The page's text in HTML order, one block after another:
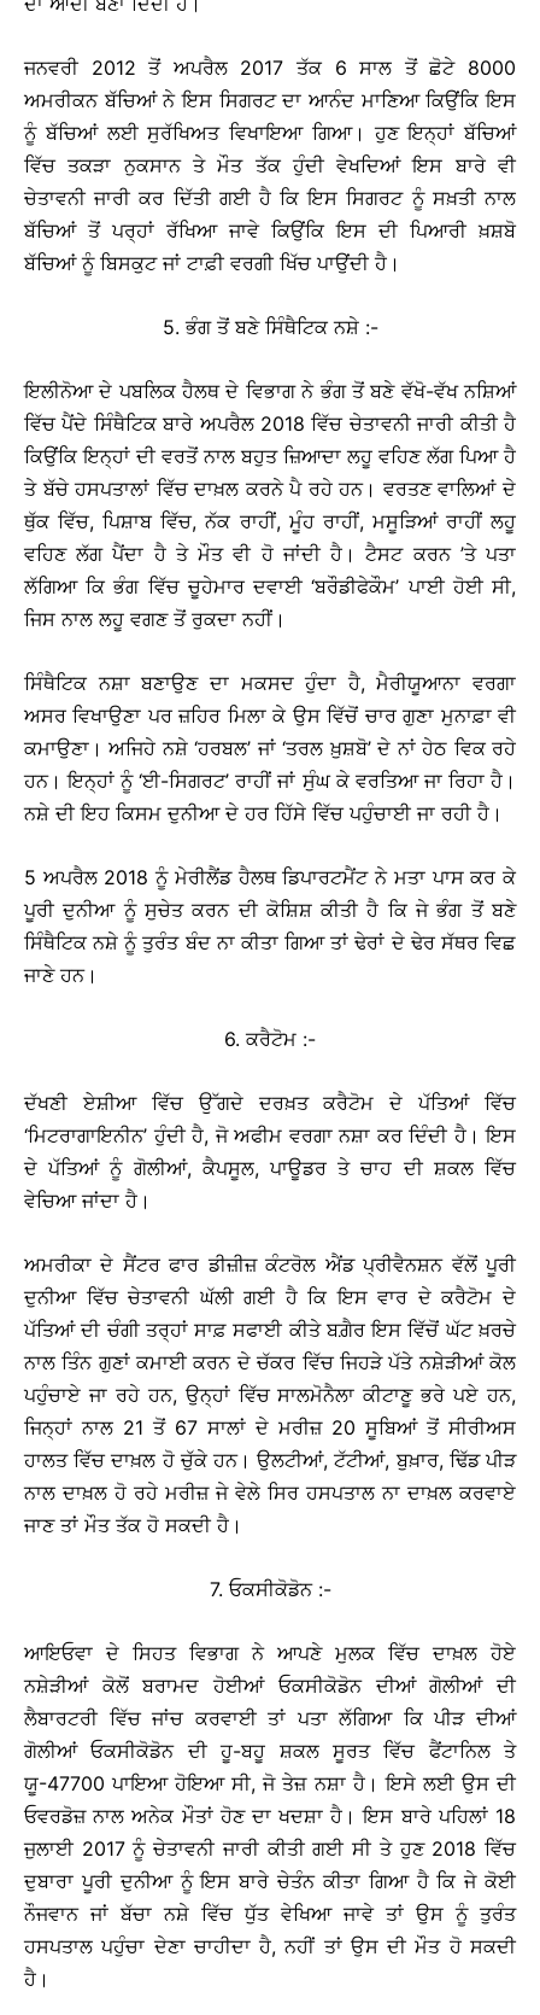
ਜਨਵਰੀ 2012 ਤੋਂ ਅਪਰੈਲ 2017 ਤੱਕ 6 ਸਾਲ ਤੋਂ ਛੋਟੇ 8000
ਅਮਰੀਕਨ ਬੱਚਿਆਂ ਨੇ ਇਸ ਸਿਗਰਟ ਦਾ ਆਨੰਦ ਮਾਣਿਆ ਕਿਉਂਕਿ ਇਸ
ਨੂੰ ਬੱਚਿਆਂ ਲਈ ਸੁਰੱਖਿਅਤ ਵਿਖਾਇਆ ਗਿਆ। ਹੁਣ ਇਨ੍ਹਾਂ ਬੱਚਿਆਂ
ਵਿੱਚ ਤਕੜਾ ਨੁਕਸਾਨ ਤੇ ਮੌਤ ਤੱਕ ਹੁੰਦੀ ਵੇਖਦਿਆਂ ਇਸ ਬਾਰੇ ਵੀ
ਚੇਤਾਵਨੀ ਜਾਰੀ ਕਰ ਦਿੱਤੀ ਗਈ ਹੈ ਕਿ ਇਸ ਸਿਗਰਟ ਨੂੰ ਸਖ਼ਤੀ ਨਾਲ
ਬੱਚਿਆਂ ਤੋਂ ਪਰ੍ਹਾਂ ਰੱਖਿਆ ਜਾਵੇ ਕਿਉਂਕਿ ਇਸ ਦੀ ਪਿਆਰੀ ਖ਼ਸ਼ਬੋ
ਬੱਚਿਆਂ ਨੂੰ ਬਿਸਕੁਟ ਜਾਂ ਟਾਫ਼ੀ ਵਰਗੀ ਖਿੱਚ ਪਾਉਂਦੀ ਹੈ।
5. ਭੰਗ ਤੋਂ ਬਣੇ ਸਿੰਥੈਟਿਕ ਨਸ਼ੇ :-
ਇਲੀਨੋਆ ਦੇ ਪਬਲਿਕ ਹੈਲਥ ਦੇ ਵਿਭਾਗ ਨੇ ਭੰਗ ਤੋਂ ਬਣੇ ਵੱਖੋ-ਵੱਖ ਨਸ਼ਿਆਂ
ਵਿੱਚ ਪੈਂਦੇ ਸਿੰਥੈਟਿਕ ਬਾਰੇ ਅਪਰੈਲ 2018 ਵਿੱਚ ਚੇਤਾਵਨੀ ਜਾਰੀ ਕੀਤੀ ਹੈ
ਕਿਉਂਕਿ ਇਨ੍ਹਾਂ ਦੀ ਵਰਤੋਂ ਨਾਲ ਬਹੁਤ ਜ਼ਿਆਦਾ ਲਹੂ ਵਹਿਣ ਲੱਗ ਪਿਆ ਹੈ
ਤੇ ਬੱਚੇ ਹਸਪਤਾਲਾਂ ਵਿੱਚ ਦਾਖ਼ਲ ਕਰਨੇ ਪੈ ਰਹੇ ਹਨ। ਵਰਤਣ ਵਾਲਿਆਂ ਦੇ
ਥੁੱਕ ਵਿੱਚ, ਪਿਸ਼ਾਬ ਵਿੱਚ, ਨੱਕ ਰਾਹੀਂ, ਮੂੰਹ ਰਾਹੀਂ, ਮਸੂੜਿਆਂ ਰਾਹੀਂ ਲਹੂ
ਵਹਿਣ ਲੱਗ ਪੈਂਦਾ ਹੈ ਤੇ ਮੌਤ ਵੀ ਹੋ ਜਾਂਦੀ ਹੈ। ਟੈਸਟ ਕਰਨ ’ਤੇ ਪਤਾ
ਲੱਗਿਆ ਕਿ ਭੰਗ ਵਿੱਚ ਚੂਹੇਮਾਰ ਦਵਾਈ ‘ਬਰੌਡੀਫੇਕੌਮ’ ਪਾਈ ਹੋਈ ਸੀ,
ਜਿਸ ਨਾਲ ਲਹੂ ਵਗਣ ਤੋਂ ਰੁਕਦਾ ਨਹੀਂ।
ਸਿੰਥੈਟਿਕ ਨਸ਼ਾ ਬਣਾਉਣ ਦਾ ਮਕਸਦ ਹੁੰਦਾ ਹੈ, ਮੈਰੀਯੂਆਨਾ ਵਰਗਾ
ਅਸਰ ਵਿਖਾਉਣਾ ਪਰ ਜ਼ਹਿਰ ਮਿਲਾ ਕੇ ਉਸ ਵਿੱਚੋਂ ਚਾਰ ਗੁਣਾ ਮੁਨਾਫ਼ਾ ਵੀ
ਕਮਾਉਣਾ। ਅਜਿਹੇ ਨਸ਼ੇ ‘ਹਰਬਲ’ ਜਾਂ ‘ਤਰਲ ਖ਼ੁਸ਼ਬੋ’ ਦੇ ਨਾਂ ਹੇਠ ਵਿਕ ਰਹੇ
ਹਨ। ਇਨ੍ਹਾਂ ਨੂੰ ‘ਈ-ਸਿਗਰਟ’ ਰਾਹੀਂ ਜਾਂ ਸੁੰਘ ਕੇ ਵਰਤਿਆ ਜਾ ਰਿਹਾ ਹੈ।
ਨਸ਼ੇ ਦੀ ਇਹ ਕਿਸਮ ਦੁਨੀਆ ਦੇ ਹਰ ਹਿੱਸੇ ਵਿੱਚ ਪਹੁੰਚਾਈ ਜਾ ਰਹੀ ਹੈ।
5 ਅਪਰੈਲ 2018 ਨੂੰ ਮੇਰੀਲੈਂਡ ਹੈਲਥ ਡਿਪਾਰਟਮੈਂਟ ਨੇ ਮਤਾ ਪਾਸ ਕਰ ਕੇ
ਪੂਰੀ ਦੁਨੀਆ ਨੂੰ ਸੁਚੇਤ ਕਰਨ ਦੀ ਕੋਸ਼ਿਸ਼ ਕੀਤੀ ਹੈ ਕਿ ਜੇ ਭੰਗ ਤੋਂ ਬਣੇ
ਸਿੰਥੈਟਿਕ ਨਸ਼ੇ ਨੂੰ ਤੁਰੰਤ ਬੰਦ ਨਾ ਕੀਤਾ ਗਿਆ ਤਾਂ ਢੇਰਾਂ ਦੇ ਢੇਰ ਸੱਥਰ ਵਿਛ
ਜਾਣੇ ਹਨ।
6. ਕਰੈਟੋਮ :-
ਦੱਖਣੀ ਏਸ਼ੀਆ ਵਿੱਚ ਉੱਗਦੇ ਦਰਖ਼ਤ ਕਰੈਟੋਮ ਦੇ ਪੱਤਿਆਂ ਵਿੱਚ
‘ਮਿਟਰਾਗਾਇਨੀਨ’ ਹੁੰਦੀ ਹੈ, ਜੋ ਅਫੀਮ ਵਰਗਾ ਨਸ਼ਾ ਕਰ ਦਿੰਦੀ ਹੈ। ਇਸ
ਦੇ ਪੱਤਿਆਂ ਨੂੰ ਗੋਲੀਆਂ, ਕੈਪਸੂਲ, ਪਾਊਡਰ ਤੇ ਚਾਹ ਦੀ ਸ਼ਕਲ ਵਿੱਚ
ਵੇਚਿਆ ਜਾਂਦਾ ਹੈ।
ਅਮਰੀਕਾ ਦੇ ਸੈਂਟਰ ਫਾਰ ਡੀਜ਼ੀਜ਼ ਕੰਟਰੋਲ ਐਂਡ ਪ੍ਰੀਵੈਨਸ਼ਨ ਵੱਲੋਂ ਪੂਰੀ
ਦੁਨੀਆ ਵਿੱਚ ਚੇਤਾਵਨੀ ਘੱਲੀ ਗਈ ਹੈ ਕਿ ਇਸ ਵਾਰ ਦੇ ਕਰੈਟੋਮ ਦੇ
ਪੱਤਿਆਂ ਦੀ ਚੰਗੀ ਤਰ੍ਹਾਂ ਸਾਫ਼ ਸਫਾਈ ਕੀਤੇ ਬਗ਼ੈਰ ਇਸ ਵਿੱਚੋਂ ਘੱਟ ਖ਼ਰਚੇ
ਨਾਲ ਤਿੰਨ ਗੁਣਾਂ ਕਮਾਈ ਕਰਨ ਦੇ ਚੱਕਰ ਵਿੱਚ ਜਿਹੜੇ ਪੱਤੇ ਨਸ਼ੇੜੀਆਂ ਕੋਲ
ਪਹੁੰਚਾਏ ਜਾ ਰਹੇ ਹਨ, ਉਨ੍ਹਾਂ ਵਿੱਚ ਸਾਲਮੋਨੈਲਾ ਕੀਟਾਣੂ ਭਰੇ ਪਏ ਹਨ,
ਜਿਨ੍ਹਾਂ ਨਾਲ 21 ਤੋਂ 67 ਸਾਲਾਂ ਦੇ ਮਰੀਜ਼ 20 ਸੂਬਿਆਂ ਤੋਂ ਸੀਰੀਅਸ
ਹਾਲਤ ਵਿੱਚ ਦਾਖ਼ਲ ਹੋ ਚੁੱਕੇ ਹਨ। ਉਲਟੀਆਂ, ਟੱਟੀਆਂ, ਬੁਖ਼ਾਰ, ਢਿੱਡ ਪੀੜ
ਨਾਲ ਦਾਖ਼ਲ ਹੋ ਰਹੇ ਮਰੀਜ਼ ਜੇ ਵੇਲੇ ਸਿਰ ਹਸਪਤਾਲ ਨਾ ਦਾਖ਼ਲ ਕਰਵਾਏ
ਜਾਣ ਤਾਂ ਮੌਤ ਤੱਕ ਹੋ ਸਕਦੀ ਹੈ।
7. ਓਕਸੀਕੋਡੋਨ :-
ਆਇਓਵਾ ਦੇ ਸਿਹਤ ਵਿਭਾਗ ਨੇ ਆਪਣੇ ਮੁਲਕ ਵਿੱਚ ਦਾਖ਼ਲ ਹੋਏ
ਨਸ਼ੇੜੀਆਂ ਕੋਲੋਂ ਬਰਾਮਦ ਹੋਈਆਂ ਓਕਸੀਕੋਡੋਨ ਦੀਆਂ ਗੋਲੀਆਂ ਦੀ
ਲੈਬਾਰਟਰੀ ਵਿੱਚ ਜਾਂਚ ਕਰਵਾਈ ਤਾਂ ਪਤਾ ਲੱਗਿਆ ਕਿ ਪੀੜ ਦੀਆਂ
ਗੋਲੀਆਂ ਓਕਸੀਕੋਡੋਨ ਦੀ ਹੂ-ਬਹੂ ਸ਼ਕਲ ਸੂਰਤ ਵਿੱਚ ਫੈਂਟਾਨਿਲ ਤੇ
ਯੂ-47700 ਪਾਇਆ ਹੋਇਆ ਸੀ, ਜੋ ਤੇਜ਼ ਨਸ਼ਾ ਹੈ। ਇਸੇ ਲਈ ਉਸ ਦੀ
ਓਵਰਡੋਜ਼ ਨਾਲ ਅਨੇਕ ਮੌਤਾਂ ਹੋਣ ਦਾ ਖਦਸ਼ਾ ਹੈ। ਇਸ ਬਾਰੇ ਪਹਿਲਾਂ 18
ਜੁਲਾਈ 2017 ਨੂੰ ਚੇਤਾਵਨੀ ਜਾਰੀ ਕੀਤੀ ਗਈ ਸੀ ਤੇ ਹੁਣ 2018 ਵਿੱਚ
ਦੁਬਾਰਾ ਪੂਰੀ ਦੁਨੀਆ ਨੂੰ ਇਸ ਬਾਰੇ ਚੇਤੰਨ ਕੀਤਾ ਗਿਆ ਹੈ ਕਿ ਜੇ ਕੋਈ
ਨੌਜਵਾਨ ਜਾਂ ਬੱਚਾ ਨਸ਼ੇ ਵਿੱਚ ਧੁੱਤ ਵੇਖਿਆ ਜਾਵੇ ਤਾਂ ਉਸ ਨੂੰ ਤੁਰੰਤ
ਹਸਪਤਾਲ ਪਹੁੰਚਾ ਦੇਣਾ ਚਾਹੀਦਾ ਹੈ, ਨਹੀਂ ਤਾਂ ਉਸ ਦੀ ਮੌਤ ਹੋ ਸਕਦੀ
ਹੈ।